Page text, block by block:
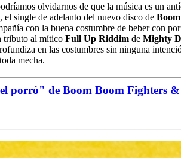
olvidarnos de que la música es un
, el single de adelanto del nuevo disco de
con la buena costumbre de beber con
tributo al mítico Full Up Riddim de Mighty
en las costumbres sin ninguna
mecha.
porró" de Boom Boom Fighters